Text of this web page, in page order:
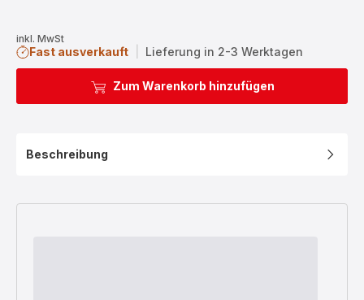
inkl. MwSt
Fast ausverkauft Lieferung in 2-3 Werktagen
Zum Warenkorb hinzufügen
Beschreibung